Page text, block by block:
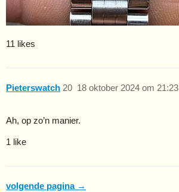
11 likes
Pieterswatch 18 oktober 2024 om 21:23
20
Ah, op zo’n manier.
1 like
volgende pagina →